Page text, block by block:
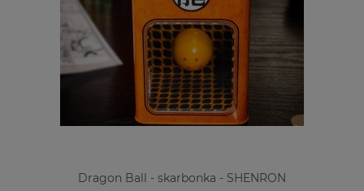
Dragon Ball - skarbonka - SHENRON